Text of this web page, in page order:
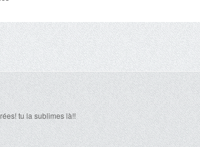
tu la sublimes là!!